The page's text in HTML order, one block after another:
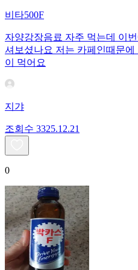
비타500F
자양강장음료 자주 먹는데 이
셔보셨나요 저는 카페인때문
이 먹어요
지갸
조회수 3325.12.21
0